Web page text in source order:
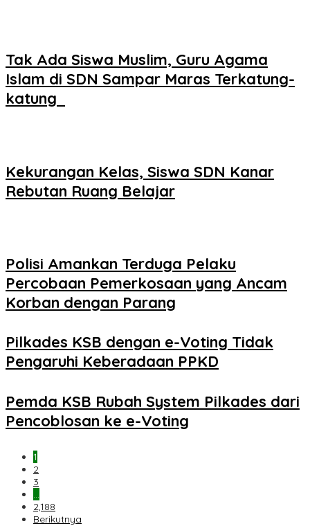
Tak Ada Siswa Muslim, Guru Agama
Islam di SDN Sampar Maras Terkatung-
katung ‎
Kekurangan Kelas, Siswa SDN Kanar
Rebutan Ruang Belajar
Polisi Amankan Terduga Pelaku
Percobaan Pemerkosaan yang Ancam
Korban dengan Parang
Pilkades KSB dengan e-Voting Tidak
Pengaruhi Keberadaan PPKD
Pemda KSB Rubah System Pilkades dari
Pencoblosan ke e-Voting
1
2
3
…
2,188
Berikutnya